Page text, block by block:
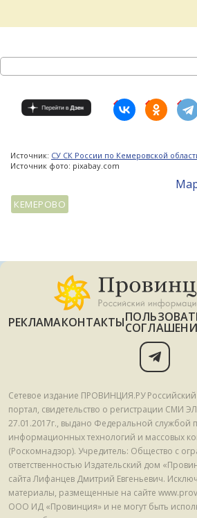
Источник: СУ СК России по Кемеровской
Источник фото: pixabay.com
КЕМЕРОВО
РЕКЛАМАКОНТАКТЫ
Сетевое издание ПРОВИНЦИЯ.РУ
портал, свидетельство о регистрации СМИ
27.01.2017г., выдано Федеральной службой
информационных технологий и массовых
(Роскомнадзор). Учредитель: Общество с
ответственностью Издательский дом
сайта Лифанцев Дмитрий Евгеньевич.
материалы, размещенные на сайте
ООО ИД «Провинция» и не могут быть